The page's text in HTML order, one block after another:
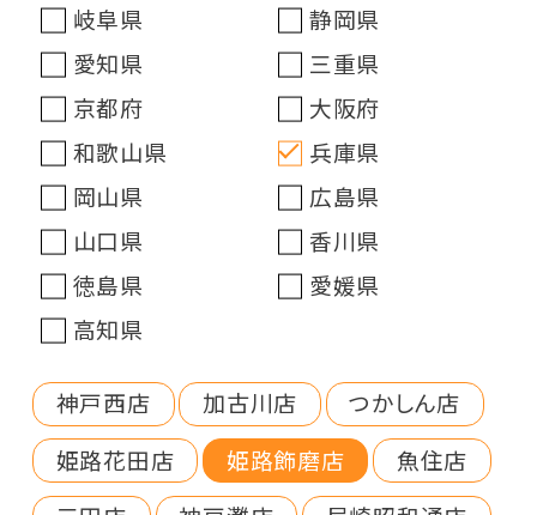
岐阜県
静岡県
愛知県
三重県
京都府
大阪府
和歌山県
兵庫県
岡山県
広島県
山口県
香川県
徳島県
愛媛県
高知県
神戸西店 加古川店
つかしん店
姫路花田店
姫路飾磨店
魚住店